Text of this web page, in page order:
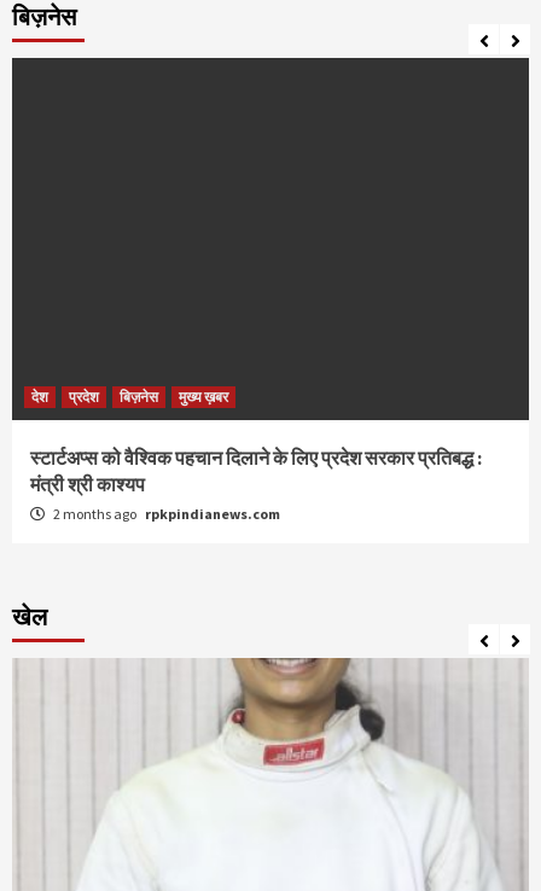
बिज़नेस
देश प्रदेश बिज़नेस मुख्य ख़बर
स्टार्टअप्स को वैश्विक पहचान दिलाने के लिए प्रदेश सरकार प्रतिबद्ध :
मंत्री श्री काश्यप
2 months ago rpkpindianews.com
खेल